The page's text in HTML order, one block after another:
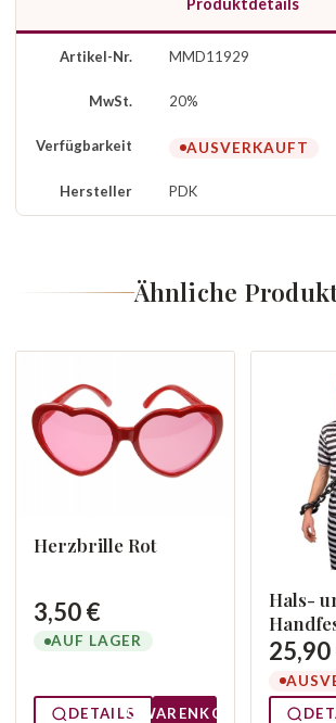
Produktdetails
Artikel-Nr. MMD11929
MwSt. 20%
Verfügbarkeit AUSVERKAUFT
Hersteller PDK
Ähnliche
Herzbrille Rot
3,50 €
AUF LAGER
DETAILS WARENKORB
Hals-
25,90